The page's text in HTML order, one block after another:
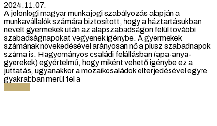
2024.11.07.
A jelenlegi magyar munkajogi szabályozás alapján a
munkavállalók számára biztosított, hogy a háztartásukban
nevelt gyermekek után az alapszabadságon felül további
szabadságnapokat vegyenek igénybe. A gyermekek
számának növekedésével arányosan nő a plusz szabadnapok
száma is. Hagyományos családi felállásban (apa-anya-
gyerekek) egyértelmű, hogy miként vehető igénybe ez a
juttatás, ugyanakkor a mozaikcsaládok elterjedésével egyre
gyakrabban merül fel a